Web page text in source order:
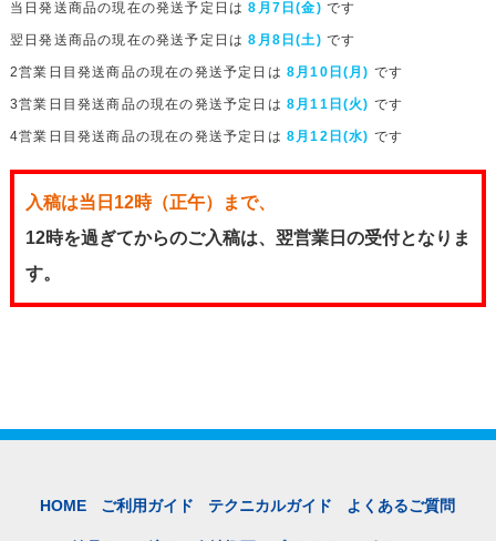
当日発送商品の現在の発送予定日は 8月7日(金) です
翌日発送商品の現在の発送予定日は 8月8日(土) です
2営業日目発送商品の現在の発送予定日は 8月10日(月) です
3営業日目発送商品の現在の発送予定日は 8月11日(火) です
4営業日目発送商品の現在の発送予定日は 8月12日(水) です
入稿は当日12時（正午）まで、
12時を過ぎてからのご入稿は、翌営業日の受付となりま
す。
HOME ご利用ガイド テクニカルガイド よくあるご質問